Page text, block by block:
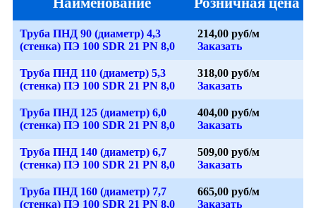
Труба ПНД 90 (диаметр) 4,3
(стенка) ПЭ 100 SDR 21 PN 8,0
214,00 руб/м
Заказать
Труба ПНД 110 (диаметр) 5,3
(стенка) ПЭ 100 SDR 21 PN 8,0
318,00 руб/м
Заказать
Труба ПНД 125 (диаметр) 6,0
(стенка) ПЭ 100 SDR 21 PN 8,0
404,00 руб/м
Заказать
Труба ПНД 140 (диаметр) 6,7
(стенка) ПЭ 100 SDR 21 PN 8,0
509,00 руб/м
Заказать
Труба ПНД 160 (диаметр) 7,7
(стенка) ПЭ 100 SDR 21 PN 8,0
665,00 руб/м
Заказать